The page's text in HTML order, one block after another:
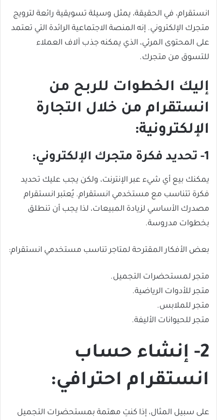
انستقرام، في الحقيقة، يمثل وسيلة تسويقية رائعة لترويج
متجرك الإلكتروني. إنه المنصة الاجتماعية الرائدة التي تعتمد
على المحتوى المرئي، الذي يمكنه جذب آلاف العملاء
للتسوق من متجرك.
إليك الخطوات للربح من
انستقرام من خلال التجارة
الإلكترونية:
1- تحديد فكرة متجرك الإلكتروني:
يمكنك بيع أي شيء عبر الإنترنت، ولكن يجب عليك تحديد
فكرة تتناسب مع مستخدمي انستقرام. يُعتبر انستقرام
مصدرك الأساسي لزيادة المبيعات، لذا يجب أن تنطلق
بخطوات مدروسة.
بعض الأفكار المقترحة لمتاجر تناسب مستخدمي انستقرام:
متجر لمستحضرات التجميل.
متجر للأدوات الرياضية.
متجر للملابس.
متجر للحيوانات الأليفة.
2- إنشاء حساب
انستقرام احترافي:
على سبيل المثال، إذا كنتِ مهتمة بمستحضرات التجميل